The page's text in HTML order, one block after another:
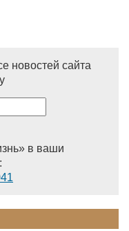
новостей сайта
в ваши